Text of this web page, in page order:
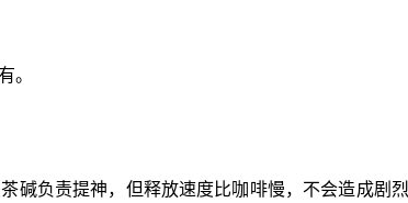
。
碱负责提神，但释放速度比咖啡慢，不会造成剧